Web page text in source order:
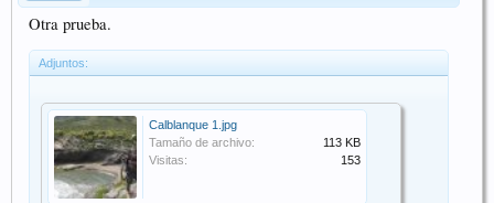
Otra prueba.
Adjuntos:
Calblanque 1.jpg
Tamaño de archivo:
113 KB
Visitas:
153